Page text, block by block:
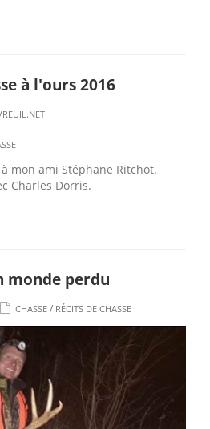
à l'ours 2016
mon ami Stéphane Ritchot.
Charles Dorris.
monde perdu
CHASSE / RÉCITS DE CHASSE